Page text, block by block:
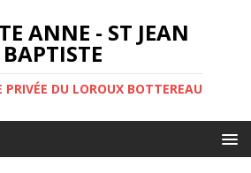
ANNE - ST JEAN
BAPTISTE
PRIVÉE DU LOROUX BOTTEREAU